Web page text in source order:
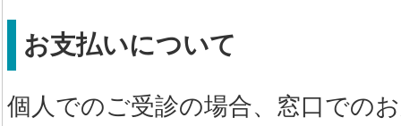
お支払いについて
個人でのご受診の場合、窓口での